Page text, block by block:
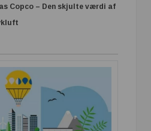
Copco – Den skjulte værdi af